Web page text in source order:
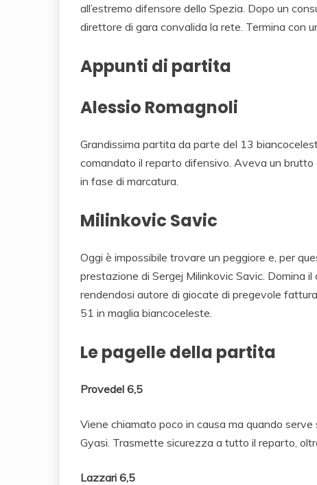
all’estremo difensore dello Spezia. Dopo un
direttore di gara convalida la rete. Termina con
Appunti di partita
Alessio Romagnoli
Grandissima partita da parte del 13
comandato il reparto difensivo. Aveva un
in fase di marcatura.
Milinkovic Savic
Oggi è impossibile trovare un peggiore e, per
prestazione di Sergej Milinkovic Savic. Domina
rendendosi autore di giocate di pregevole
51 in maglia biancoceleste.
Le pagelle della partita
Provedel 6,5
Viene chiamato poco in causa ma quando
Gyasi. Trasmette sicurezza a tutto il reparto,
Lazzari 6,5